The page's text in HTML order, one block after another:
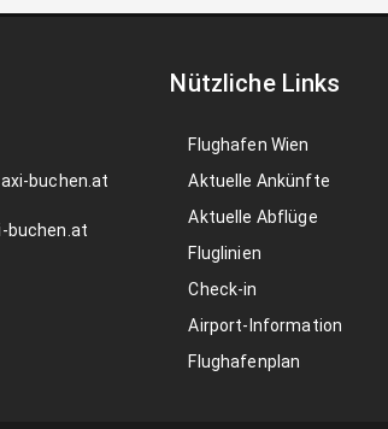
buchen.at
buchen.at
Nützliche Links
Flughafen Wien
Aktuelle Ankünfte
Aktuelle Abflüge
Fluglinien
Check-in
Airport-Information
Flughafenplan